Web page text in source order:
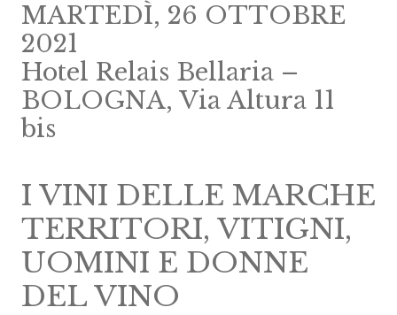
MARTEDÌ, 26 OTTOBRE
2021
Hotel Relais Bellaria –
BOLOGNA, Via Altura 11
bis
I VINI DELLE MARCHE
TERRITORI, VITIGNI,
UOMINI E DONNE
DEL VINO